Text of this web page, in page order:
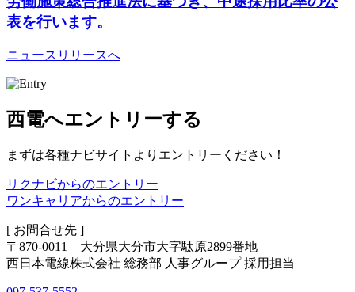
表を行います。
ニュースリリースへ
西電へエントリーする
まずは各種ナビサイトよりエントリーください！
リクナビからのエントリー
ワンキャリアからのエントリー
[ お問合せ先 ]
〒870-0011 大分県大分市大字駄原2899番地
西日本電線株式会社 総務部 人事グループ 採用担当